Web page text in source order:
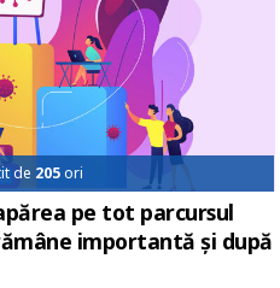
de 205ori
pe tot parcursul
importantă și după